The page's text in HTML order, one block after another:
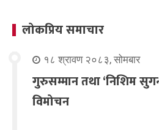
लोकप्रिय समाचार
१८ श्रावण २०८३, सोमबार
गुरुसम्मान तथा ‘निशिम
विमोचन